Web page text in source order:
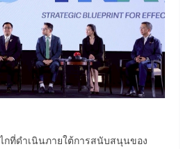
กที่ดำเนินภายใต้การสนับสนุนของ